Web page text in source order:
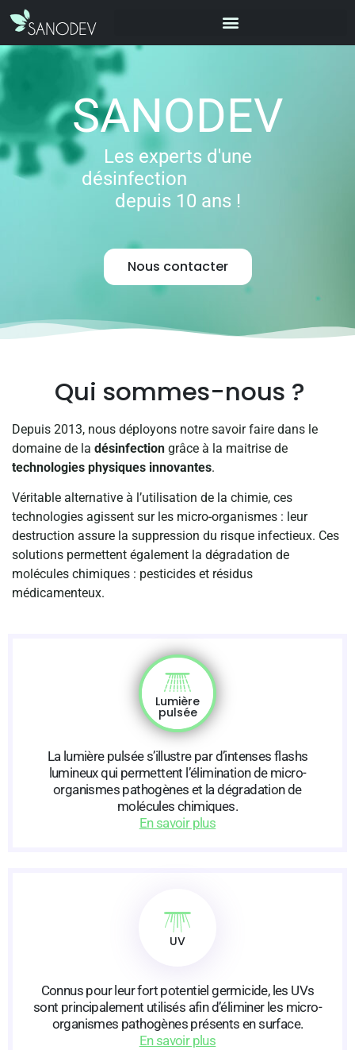
SANODEV
Les experts d'une
désinfection
e ffic e
depuis 10 ans !
Nous contacter
Qui sommes-nous ?
Depuis 2013, nous déployons notre savoir faire dans le
domaine de la désinfection grâce à la maitrise de
technologies physiques innovantes.
Véritable alternative à l’utilisation de la chimie, ces
technologies agissent sur les micro-organismes : leur
destruction assure la suppression du risque infectieux. Ces
solutions permettent également la dégradation de
molécules chimiques : pesticides et résidus
médicamenteux.
Lumière
pulsée
La lumière pulsée s’illustre par d’intenses flashs
lumineux qui permettent l’élimination de micro-
organismes pathogènes et la dégradation de
molécules chimiques.
En savoir plus
UV
Connus pour leur fort potentiel germicide, les UVs
sont principalement utilisés afin d’éliminer les micro-
organismes pathogènes présents en surface.
En savoir plus